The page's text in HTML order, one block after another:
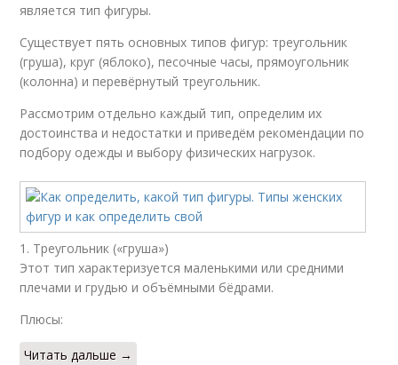
является тип фигуры.
Существует пять основных типов фигур: треугольник
(груша), круг (яблоко), песочные часы, прямоугольник
(колонна) и перевёрнутый треугольник.
Рассмотрим отдельно каждый тип, определим их
достоинства и недостатки и приведём рекомендации по
подбору одежды и выбору физических нагрузок.
1. Треугольник («груша»)
Этот тип характеризуется маленькими или средними
плечами и грудью и объёмными бёдрами.
Плюсы:
Читать дальше →